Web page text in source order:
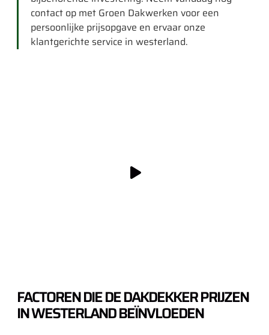
contact op met Groen Dakwerken voor een
persoonlijke prijsopgave en ervaar onze
klantgerichte service in westerland.
FACTOREN DIE DE DAKDEKKER PRIJZEN
IN WESTERLAND BEÏNVLOEDEN